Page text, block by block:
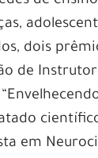
dois
de
em